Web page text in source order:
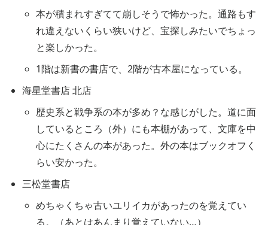
本が積まれすぎてて崩しそうで怖かった。通路もす
れ違えないくらい狭いけど、宝探しみたいでちょっ
と楽しかった。
1階は新書の書店で、2階が古本屋になっている。
海星堂書店 北店
歴史系と戦争系の本が多め？な感じがした。道に面
しているところ（外）にも本棚があって、文庫を中
心にたくさんの本があった。外の本はブックオフく
らい安かった。
三松堂書店
めちゃくちゃ古いユリイカがあったのを覚えてい
る。（あとはあんまり覚えていない…）